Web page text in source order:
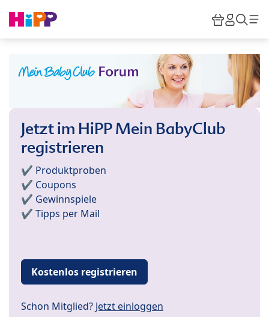
HiPP
Jetzt im HiPP Mein BabyClub
registrieren
✔️ Produktproben
✔️ Coupons
✔️ Gewinnspiele
✔️ Tipps per Mail
Kostenlos registrieren
Schon Mitglied? Jetzt einloggen